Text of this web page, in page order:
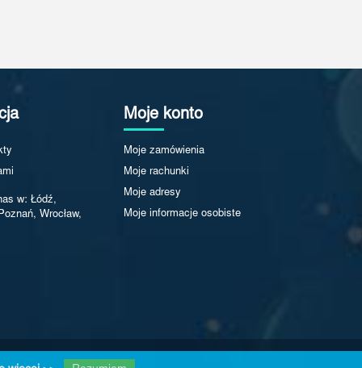
w: Łódź,
Wrocław,
Moje konto
Moje zamówienia
Moje rachunki
Moje adresy
Moje informacje osobiste